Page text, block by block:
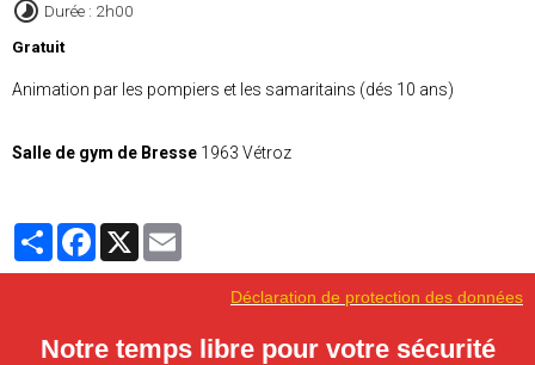
Durée : 2h00
Gratuit
Animation par les pompiers et les samaritains (dés 10 ans)
Salle de gym de Bresse 1963 Vétroz
PartagerFacebook
X
Déclaration de protection des données
Notre temps libre pour votre sécurité